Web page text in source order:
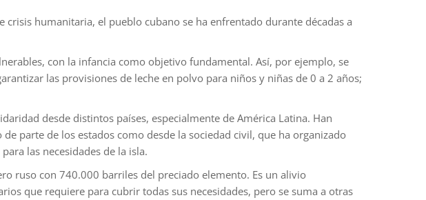
crisis humanitaria, el pueblo cubano se ha enfrentado durante décadas a
con la infancia como objetivo fundamental. Así, por ejemplo, se
las provisiones de leche en polvo para niños y niñas de 0 a 2 años;
desde distintos países, especialmente de América Latina. Han
parte de los estados como desde la sociedad civil, que ha organizado
las necesidades de la isla.
ruso con 740.000 barriles del preciado elemento. Es un alivio
que requiere para cubrir todas sus necesidades, pero se suma a otras